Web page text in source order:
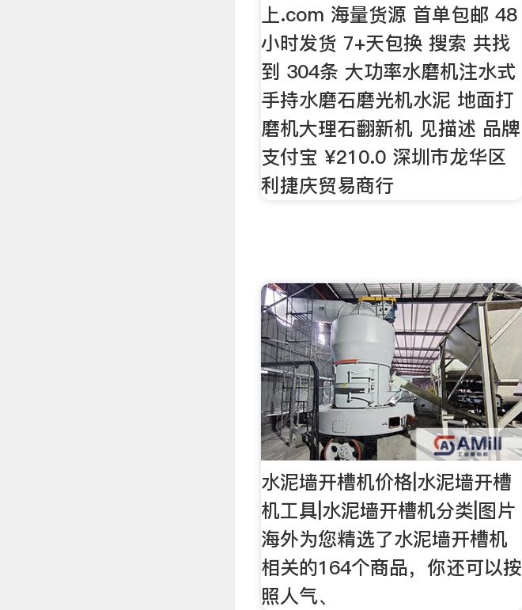
上.com 海量货源 首单包邮 48
小时发货 7+天包换 搜索 共找
到 304条 大功率水磨机注水式
手持水磨石磨光机水泥 地面打
磨机大理石翻新机 见描述 品牌
支付宝 ¥210.0 深圳市龙华区
利捷庆贸易商行
水泥墙开槽机价格|水泥墙开槽
机工具|水泥墙开槽机分类|图片
海外为您精选了水泥墙开槽机
相关的164个商品，你还可以按
照人气、